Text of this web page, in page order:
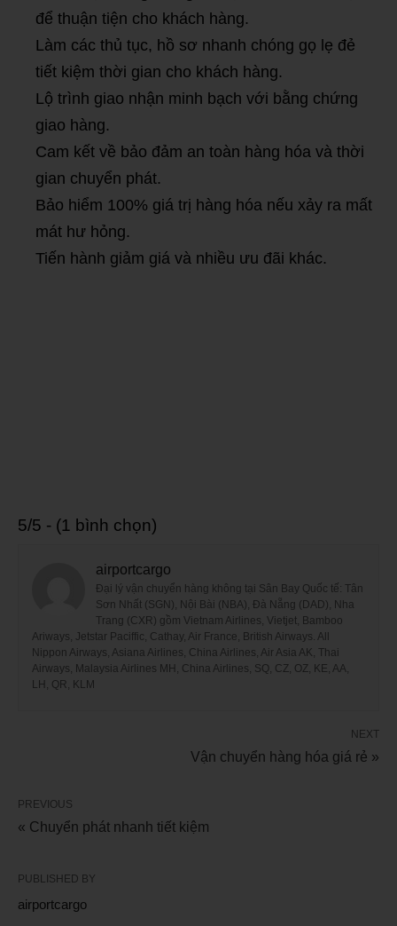
để thuận tiện cho khách hàng.
Làm các thủ tục, hồ sơ nhanh chóng gọ lẹ đẻ
tiết kiệm thời gian cho khách hàng.
Lộ trình giao nhận minh bạch với bằng chứng
giao hàng.
Cam kết về bảo đảm an toàn hàng hóa và thời
gian chuyển phát.
Bảo hiểm 100% giá trị hàng hóa nếu xảy ra mất
mát hư hỏng.
Tiến hành giảm giá và nhiều ưu đãi khác.
5/5 - (1 bình chọn)
airportcargo
Đại lý vận chuyển hàng không tại Sân Bay Quốc tế: Tân
Sơn Nhất (SGN), Nội Bài (NBA), Đà Nẵng (DAD), Nha
Trang (CXR) gồm Vietnam Airlines, Vietjet, Bamboo
Ariways, Jetstar Paciffic, Cathay, Air France, British Airways. All
Nippon Airways, Asiana Airlines, China Airlines, Air Asia AK, Thai
Airways, Malaysia Airlines MH, China Airlines, SQ, CZ, OZ, KE, AA,
LH, QR, KLM
NEXT
Vận chuyển hàng hóa giá rẻ »
PREVIOUS
« Chuyển phát nhanh tiết kiệm
PUBLISHED BY
airportcargo